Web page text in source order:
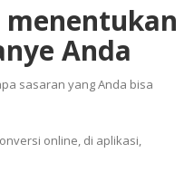
Anda
sasaran yang Anda bisa
online, di aplikasi,